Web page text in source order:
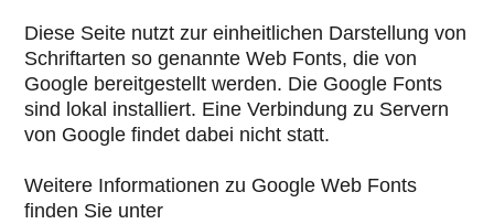
Diese Seite nutzt zur einheitlichen Darstellung von
Schriftarten so genannte Web Fonts, die von
Google bereitgestellt werden. Die Google Fonts
sind lokal installiert. Eine Verbindung zu Servern
von Google findet dabei nicht statt.
Weitere Informationen zu Google Web Fonts
finden Sie unter